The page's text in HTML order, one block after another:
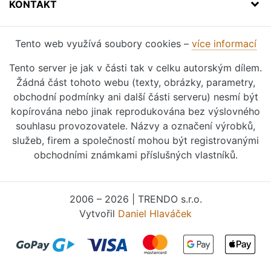
KONTAKT
Tento web využívá soubory cookies – více informací
Tento server je jak v části tak v celku autorským dílem.
Žádná část tohoto webu (texty, obrázky, parametry,
obchodní podmínky ani další části serveru) nesmí být
kopírována nebo jinak reprodukována bez výslovného
souhlasu provozovatele. Názvy a označení výrobků,
služeb, firem a společností mohou být registrovanými
obchodními známkami příslušných vlastníků.
2006 – 2026 | TRENDO s.r.o.
Vytvořil Daniel Hlaváček